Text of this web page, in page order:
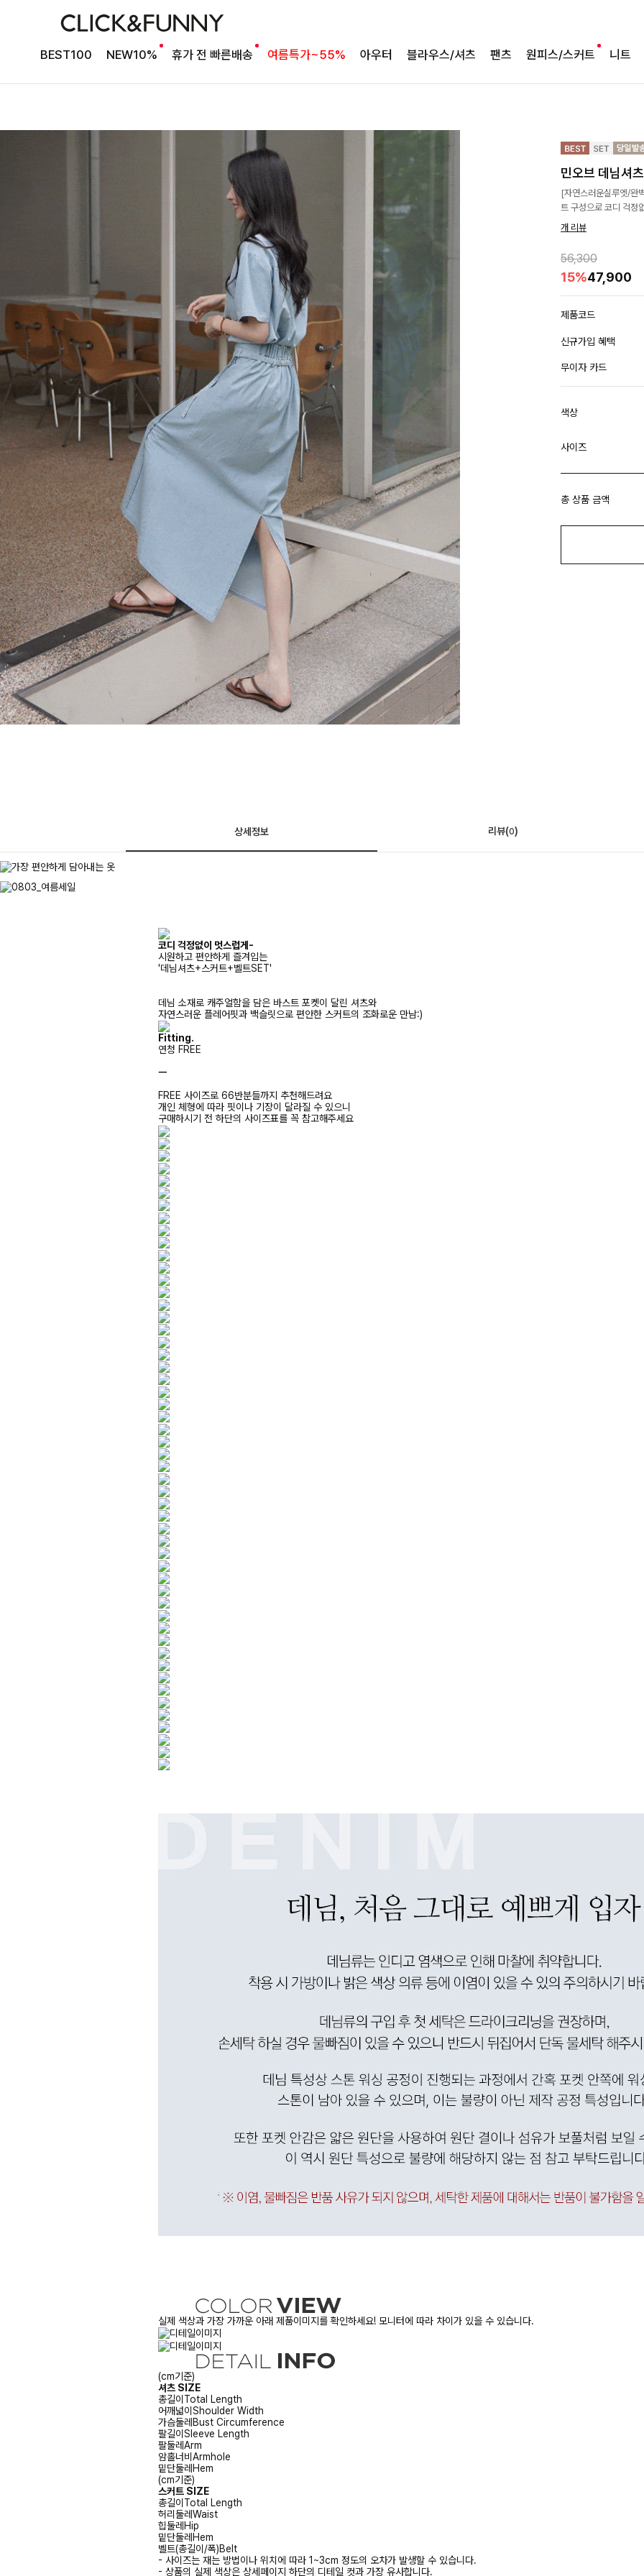
BEST100 NEW10% 휴가 전 빠른배송 여름특가~55% 아우터 블라우스/셔츠 팬츠 원피스/스커트 니트
민오브 데님셔
[자연스러운실루엣/완
트 구성으로 코디 걱정
개 리뷰
56,300
15%47,900
제품코드
신규가입 혜택
무이자 카드
색상
사이즈
총 상품 금액
상세정보 리뷰(0)
코디 걱정없이 멋스럽게-
시원하고 편안하게 즐겨입는
'데님셔츠+스커트+벨트SET'
데님 소재로 캐주얼함을 담은 바스트 포켓이 달린 셔츠와
자연스러운 플레어핏과 백슬릿으로 편안한 스커트의 조화로운 만남:)
Fitting.
연청 FREE
ㅡ
FREE 사이즈로 66반분들까지 추천해드려요
개인 체형에 따라 핏이나 기장이 달라질 수 있으니
구매하시기 전 하단의 사이즈표를 꼭 참고해주세요
실제 색상과 가장 가까운 아래 제품이미지를 확인하세요! 모니터에 따라 차이가 있을 수 있습니다.
(cm기준)
셔츠 SIZE
총길이 Total Length
어깨넓이 Shoulder Width
가슴둘레 Bust Circumference
팔길이 Sleeve Length
팔둘레Arm
암홀너비 Armhole
밑단둘레 Hem
(cm기준)
스커트 SIZE
총길이 Total Length
허리둘레Waist
힙둘레 Hip
밑단둘레 Hem
벨트(총길이/폭)Belt
- 사이즈는 재는 방법이나 위치에 따라 1~3cm 정도의 오차가 발생할 수 있습니다.
- 상품의 실제 색상은 상세페이지 하단의 디테일 컷과 가장 유사합니다.